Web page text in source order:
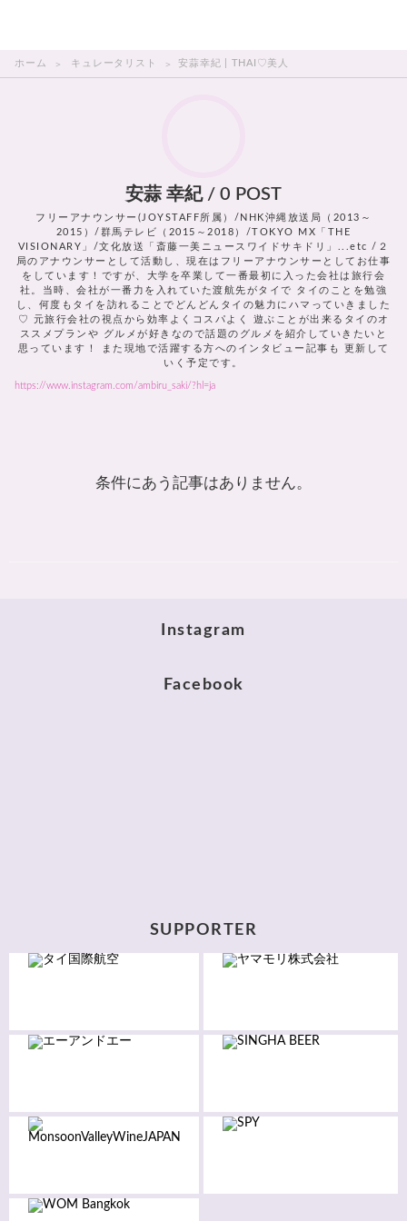
ホーム キュレータリスト 安蒜幸紀 | THAI♡美人
安蒜 幸紀 / 0 POST
フリーアナウンサー(JOYSTAFF所属）/NHK沖縄放送局（2013～
2015）/群馬テレビ（2015～2018）/TOKYO MX「THE
VISIONARY」/文化放送「斎藤一美ニュースワイドサキドリ」...etc /２
局のアナウンサーとして活動し、現在はフリーアナウンサーとしてお仕事
をしています！ですが、大学を卒業して一番最初に入った会社は旅行会
社。当時、会社が一番力を入れていた渡航先がタイで タイのことを勉強
し、何度もタイを訪れることでどんどんタイの魅力にハマっていきました
♡ 元旅行会社の視点から効率よくコスパよく 遊ぶことが出来るタイのオ
ススメプランや グルメが好きなので話題のグルメを紹介していきたいと
思っています！ また現地で活躍する方へのインタビュー記事も 更新して
いく予定です。
https://www.instagram.com/ambiru_saki/?hl=ja
条件にあう記事はありません。
Instagram
Facebook
SUPPORTER